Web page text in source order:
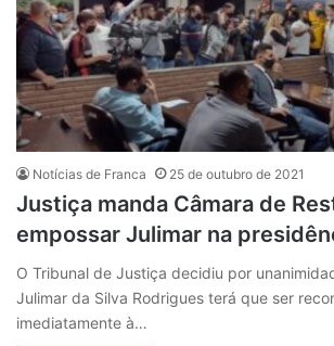
Notícias de Franca 25 de outubro de 2021
Justiça manda Câmara de
empossar Julimar na
O Tribunal de Justiça decidiu por
Julimar da Silva Rodrigues terá que ser
imediatamente à…